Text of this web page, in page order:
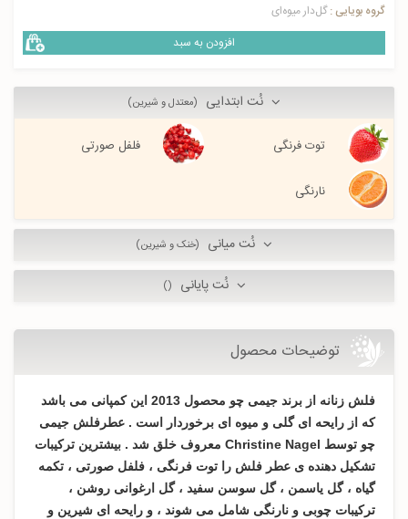
گروه بویایی : گل‌دار میوه‌ای
افزودن به سبد
نُت ابتدایی (معتدل و شیرین)
توت فرنگی فلفل صورتی
نارنگی
نُت میانی (خنک و شیرین)
نُت پایانی ()
توضیحات محصول
فلش زنانه از برند جیمی چو محصول 2013 این کمپانی می باشد
که از رایحه ای گلی و میوه ای برخوردار است . عطرفلش جیمی
چو توسط Christine Nagel معروف خلق شد . بیشترین ترکیبات
تشکیل دهنده ی عطر فلش را توت فرنگی ، فلفل صورتی ، تکمه
گیاه ، گل یاسمن ، گل سوسن سفید ، گل ارغوانی روشن ،
ترکیبات چوبی و نارنگی شامل می شوند ، و رایحه ای شیرین و